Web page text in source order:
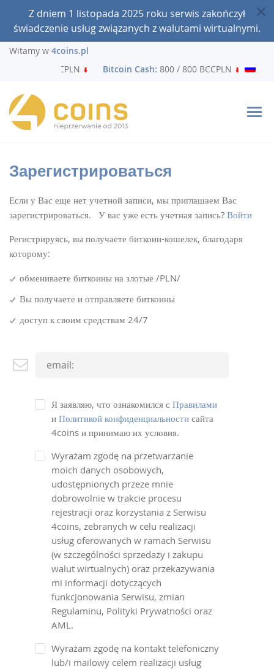
Z dniem 1 listopada 2025 roku serwis zakończył
świadczenie usług związanych z walutami wirtualnymi.
Witamy w 4coins.pl
/ 240 740 BTCPLN
Bitcoin Cash:800 / 800 BCCPLN
Зарегистрироваться
Если у Вас еще нет учетной записи, мы приглашаем Вас
зарегистрироваться. У вас уже есть учетная запись? Войти
Регистрируясь, вы получаете биткоин-кошелек, благодаря
которому:
обмениваете биткоины на злотые /PLN/
Вы получаете и отправляете биткоины
доступ к своим средствам 24/7
Я заявляю, что ознакомился с Правилами
и Политикой конфиденциальности сайта
4coins и принимаю их условия.
Wyrażam zgodę na przetwarzanie
moich danych osobowych,
udostępnionych przeze mnie
dobrowolnie w trakcie procesu
rejestracji oraz korzystania z Serwisu
4coins, zebranych w celu realizacji
usług oferowanych w ramach Serwisu
(w szczególności sprzedaży i zakupu
walut wirtualnych) oraz przekazywania
mi informacji dotyczących
funkcjonowania Serwisu, zmian
Regulaminu, Polityki Prywatności oraz
AML.
Wyrażam zgodę na kontakt telefoniczny
lub/i mailowy celem realizacji usług